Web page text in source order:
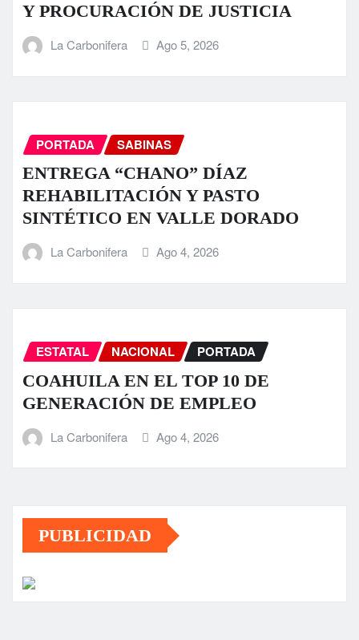
Y PROCURACIÓN DE JUSTICIA
La Carbonifera Ago 5, 2026
PORTADA SABINAS
ENTREGA “CHANO” DÍAZ
REHABILITACIÓN Y PASTO
SINTÉTICO EN VALLE DORADO
La Carbonifera Ago 4, 2026
ESTATAL NACIONAL PORTADA
COAHUILA EN EL TOP 10 DE
GENERACIÓN DE EMPLEO
La Carbonifera Ago 4, 2026
PUBLICIDAD